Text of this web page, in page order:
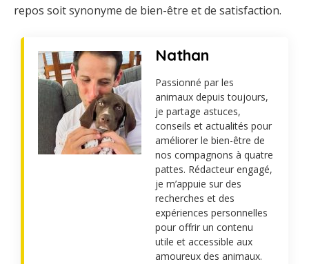
repos soit synonyme de bien-être et de satisfaction.
Nathan
Passionné par les
animaux depuis toujours,
je partage astuces,
conseils et actualités pour
améliorer le bien-être de
nos compagnons à quatre
pattes. Rédacteur engagé,
je m’appuie sur des
recherches et des
expériences personnelles
pour offrir un contenu
utile et accessible aux
amoureux des animaux.